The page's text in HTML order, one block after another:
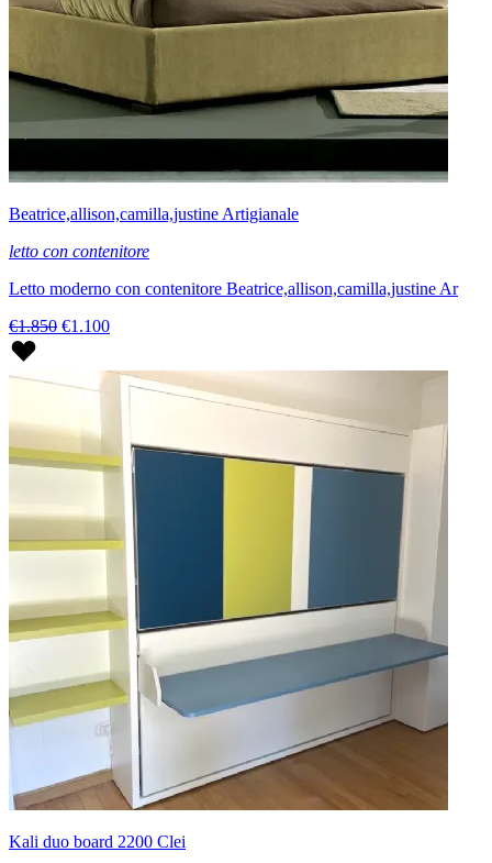
Beatrice,allison,camilla,justine Artigianale
letto con contenitore
Letto moderno con contenitore Beatrice,allison,camilla,justine Ar
€1.850 €1.100
Kali duo board 2200 Clei